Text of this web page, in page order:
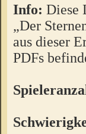
Info: Diese
„Der
aus dieser
PDFs